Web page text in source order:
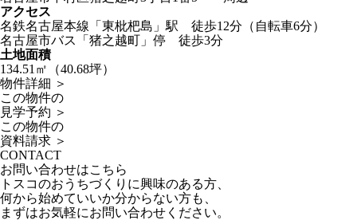
アクセス
名鉄名古屋本線「東枇杷島」駅 徒歩12分（自転車6分）
名古屋市バス「猪之越町」停 徒歩3分
土地面積
134.51㎡（40.68坪）
物件詳細 ＞
この物件の
見学予約 ＞
この物件の
資料請求 ＞
CONTACT
お問い合わせはこちら
トスコのおうちづくりに興味のある方、
何から始めていいか分からない方も、
まずはお気軽にお問い合わせください。